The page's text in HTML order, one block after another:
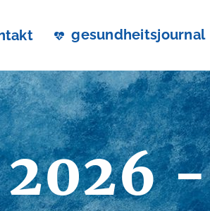
gesundheitsjournal
2026 -